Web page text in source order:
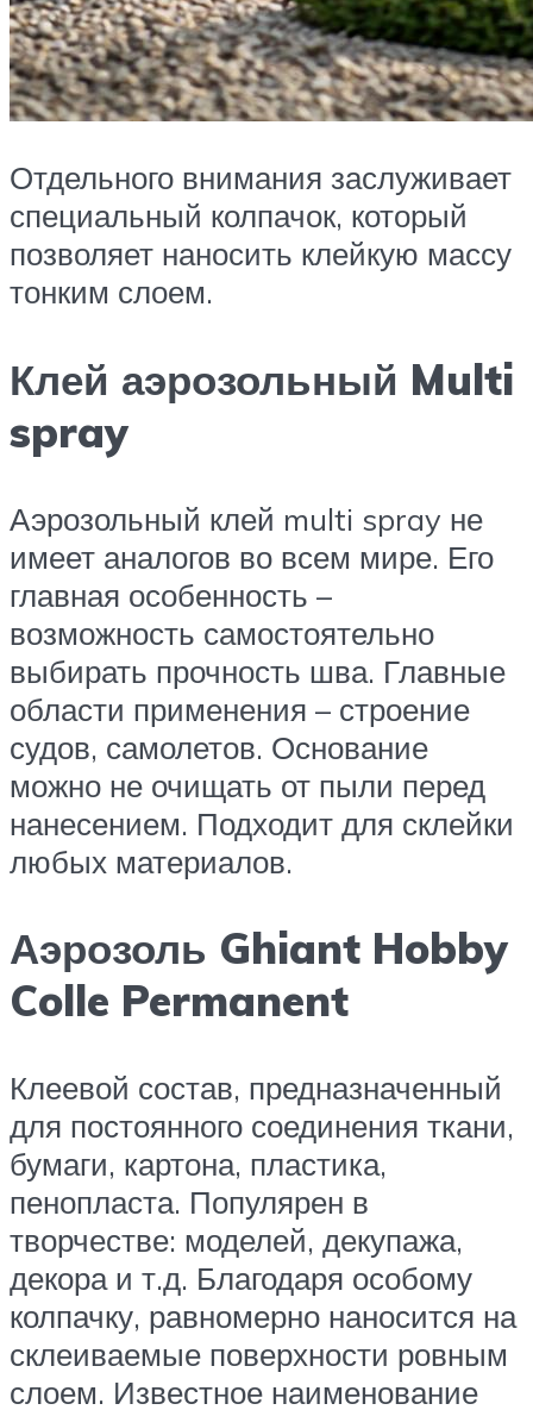
Отдельного внимания заслуживает
специальный колпачок, который
позволяет наносить клейкую массу
тонким слоем.
Клей аэрозольный Multi
spray
Аэрозольный клей multi spray не
имеет аналогов во всем мире. Его
главная особенность –
возможность самостоятельно
выбирать прочность шва. Главные
области применения – строение
судов, самолетов. Основание
можно не очищать от пыли перед
нанесением. Подходит для склейки
любых материалов.
Аэрозоль Ghiant Hobby
Colle Permanent
Клеевой состав, предназначенный
для постоянного соединения ткани,
бумаги, картона, пластика,
пенопласта. Популярен в
творчестве: моделей, декупажа,
декора и т.д. Благодаря особому
колпачку, равномерно наносится на
склеиваемые поверхности ровным
слоем. Известное наименование